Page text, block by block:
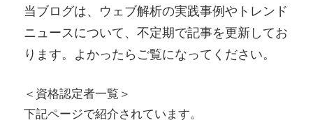
当ブログは、ウェブ解析の実践事例やトレンド
ニュースについて、不定期で記事を更新してお
ります。よかったらご覧になってください。
＜資格認定者一覧＞
下記ページで紹介されています。